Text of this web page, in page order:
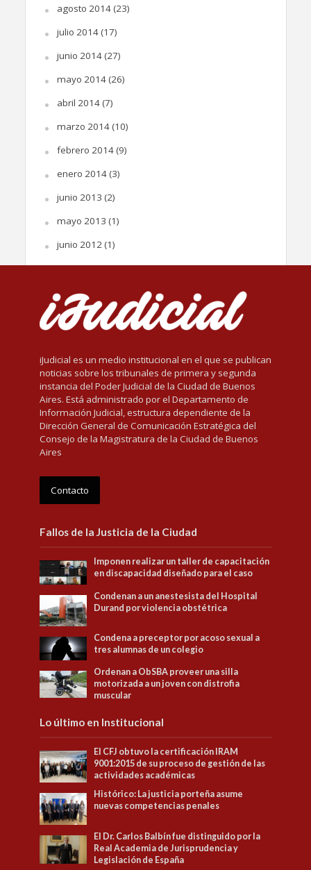
agosto 2014(23)
julio 2014(17)
junio 2014(27)
mayo 2014(26)
abril 2014(7)
marzo 2014(10)
febrero 2014(9)
enero 2014(3)
junio 2013 (2)
mayo 2013 (1)
junio 2012(1)
iJudicial es un medio institucional en el que se publican
noticias sobre los tribunales de primera y segunda
instancia del Poder Judicial de la Ciudad de Buenos
Aires. Está administrado por el Departamento de
Información Judicial, estructura dependiente de la
Dirección General de Comunicación Estratégica del
Consejo de la Magistratura de la Ciudad de Buenos
Aires
Contacto
Fallos de la Justicia de la Ciudad
Imponen realizar un taller de capacitación
en discapacidad diseñado para el caso
Condenan a un anestesista del Hospital
Durand por violencia obstétrica
Condena a preceptor por acoso sexual a
tres alumnas de un colegio
Ordenan a ObSBA proveer una silla
motorizada a un joven con distrofia
muscular
Lo último en Institucional
El CFJ obtuvo la certificación IRAM
9001:2015 de su proceso de gestión de las
actividades académicas
Histórico: La justicia porteña asume
nuevas competencias penales
El Dr. Carlos Balbín fue distinguido por la
Real Academia de Jurisprudencia y
Legislación de España